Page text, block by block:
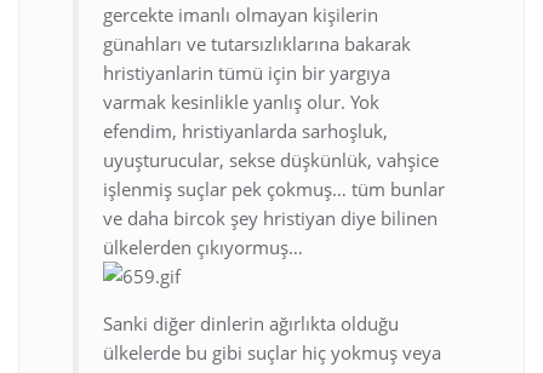
gercekte imanlı olmayan kişilerin
günahları ve tutarsızlıklarına bakarak
hristiyanlarin tümü için bir yargıya
varmak kesinlikle yanlış olur. Yok
efendim, hristiyanlarda sarhoşluk,
uyuşturucular, sekse düşkünlük, vahşice
işlenmiş suçlar pek çokmuş… tüm bunlar
ve daha bircok şey hristiyan diye bilinen
ülkelerden çıkıyormuş…
Sanki diğer dinlerin ağırlıkta olduğu
ülkelerde bu gibi suçlar hiç yokmuş veya